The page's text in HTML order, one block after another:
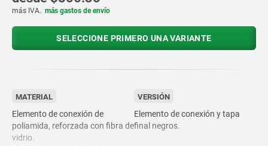
más IVA. más gastos de envío
SELECCIONE PRIMERO UNA VARIANTE
MATERIAL
Elemento de conexión de
poliamida, reforzada con fibra de
vidrio.
VERSIÓN
Elemento de conexión y tapa
final negros.